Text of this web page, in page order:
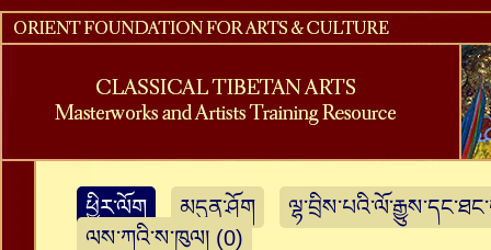
ཕྱིར་ལོག མདུན་ཤོག
ལས་ཀའི་ས་ཁུལ། (0)